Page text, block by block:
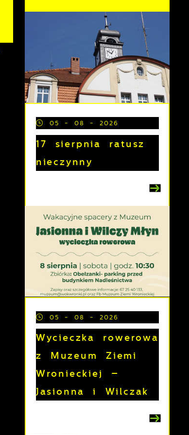
05 - 08 - 2026
17 sierpnia ratusz
nieczynny
05 - 08 - 2026
Wycieczka rowerowa
z Muzeum Ziemi
Wronieckiej –
Jasionna i Wilczak